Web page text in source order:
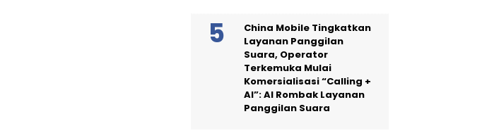
China Mobile Tingkatkan
Layanan Panggilan
Suara, Operator
Terkemuka Mulai
Komersialisasi “Calling +
AI”: AI Rombak Layanan
Panggilan Suara